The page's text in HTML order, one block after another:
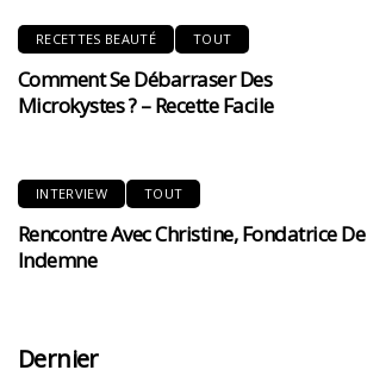
RECETTES BEAUTÉ TOUT
Comment Se Débarraser Des
Microkystes ? – Recette Facile
INTERVIEW TOUT
Rencontre Avec Christine, Fondatrice De
Indemne
Dernier